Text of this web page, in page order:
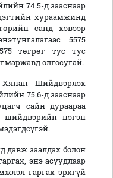
74.5-д зааснаар
хураамжинд
санд хэвээр
5575
төгрөг тус тус
олгосугай.
Шийдвэрлэх
75.6-д зааснаар
сайн дураараа
шийдвэрийн нэгэн
давж заалдах болон
энэ асуудлаар
гаргах эрхгүй